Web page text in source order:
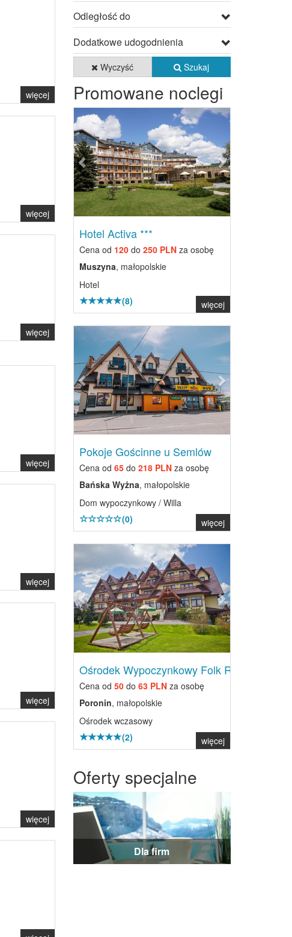
więcej
więcej
więcej
więcej
więcej
więcej
więcej
Odległość do
Dodatkowe udogodnienia
Wyczyść Szukaj
Promowane noclegi
Previous Next
Hotel Activa ***
Cena od 120do 250 PLNza osobę
Muszyna, małopolskie
Hotel
(8)
więcej
Previous Next
Pokoje Gościnne u Semlów
Cena od 65do 218 PLNza osobę
Bańska Wyżna, małopolskie
Dom wypoczynkowy / Willa
(0)
więcej
Previous
Ośrodek Wypoczynkowy Folk Res...
Cena od 50do 63 PLNza osobę
Poronin, małopolskie
Ośrodek wczasowy
(2)
więcej
Oferty specjalne
Dla firm